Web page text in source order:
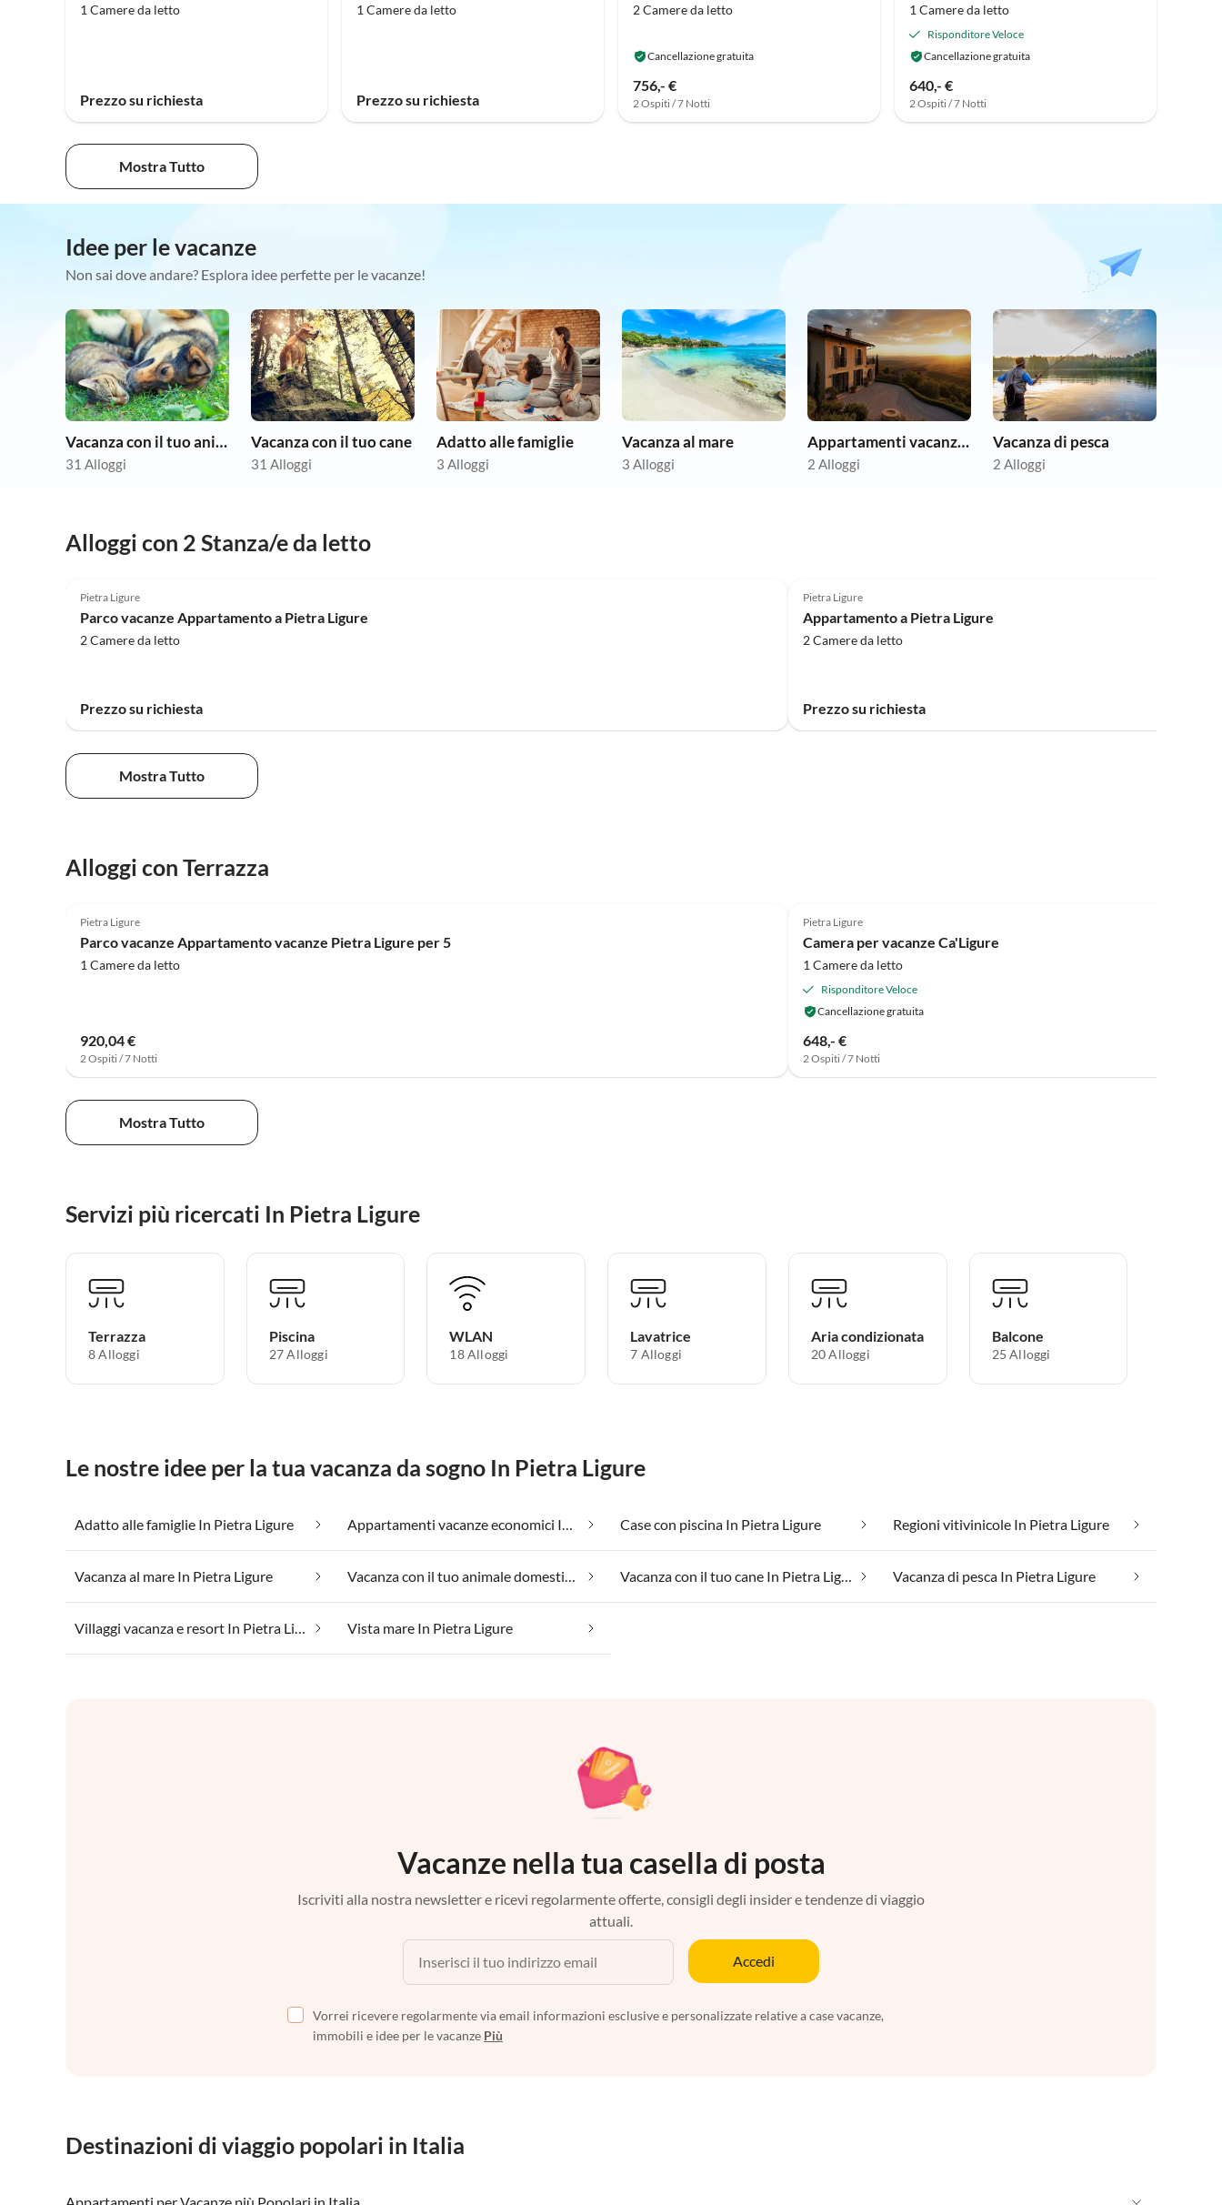
1 Camere da letto
Prezzo su richiesta
1 Camere da letto
Prezzo su richiesta
2 Camere da letto
Cancellazione gratuita
756,- €
2 Ospiti / 7 Notti
1 Camere da letto
Risponditore Veloce
Cancellazione gratuita
640,- €
2 Ospiti / 7 Notti
Mostra Tutto
Idee per le vacanze
Non sai dove andare? Esplora idee perfette per le vacanze!
Vacanza con il tuo animale domestico
31 Alloggi
Vacanza con il tuo cane
31 Alloggi
Adatto alle famiglie
3 Alloggi
Vacanza al mare
3 Alloggi
Appartamenti vacanze economici
2 Alloggi
Vacanza di pesca
2 Alloggi
Alloggi con 2 Stanza/e da letto
Pietra Ligure
Parco vacanze Appartamento a Pietra Ligure
2 Camere da letto
Prezzo su richiesta
Pietra Ligure
Appartamento a Pietra Ligure
2 Camere da letto
Prezzo su richiesta
Mostra Tutto
Alloggi con Terrazza
Pietra Ligure
Parco vacanze Appartamento vacanze Pietra Ligure per 5
1 Camere da letto
920,04 €
2 Ospiti / 7 Notti
Pietra Ligure
Camera per vacanze Ca'Ligure
1 Camere da letto
Risponditore Veloce
Cancellazione gratuita
648,- €
2 Ospiti / 7 Notti
Mostra Tutto
Servizi più ricercati In Pietra Ligure
Terrazza
8 Alloggi
Piscina
27 Alloggi
WLAN
18 Alloggi
Lavatrice
7 Alloggi
Aria condizionata
20 Alloggi
Balcone
25 Alloggi
Le nostre idee per la tua vacanza da sogno In Pietra Ligure
Adatto alle famiglie In Pietra Ligure Appartamenti vacanze economici In Pietra Ligure Case con piscina In Pietra Ligure Regioni vitivinicole In Pietra Ligure
Vacanza al mare In Pietra Ligure Vacanza con il tuo animale domestico In Pietra Ligure Vacanza con il tuo cane In Pietra Ligure Vacanza di pesca In Pietra Ligure
Villaggi vacanza e resort In Pietra Ligure Vista mare In Pietra Ligure
Vacanze nella tua casella di posta
Iscriviti alla nostra newsletter e ricevi regolarmente offerte, consigli degli insider e tendenze di viaggio
attuali.
Accedi
Vorrei ricevere regolarmente via email informazioni esclusive e personalizzate relative a case vacanze,
immobili e idee per le vacanze Più
Destinazioni di viaggio popolari in Italia